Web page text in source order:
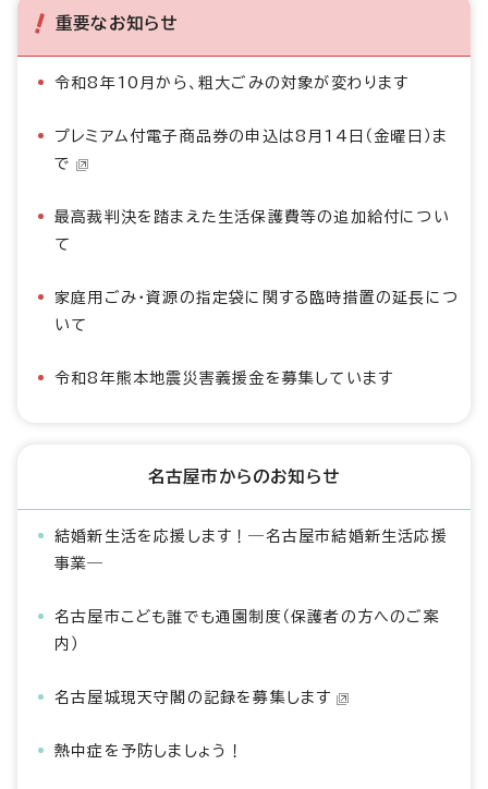
重要なお知らせ
令和8年10月から、粗大ごみの対象が変わります
プレミアム付電子商品券の申込は8月14日（金曜日）ま
で
最高裁判決を踏まえた生活保護費等の追加給付につい
て
家庭用ごみ・資源の指定袋に関する臨時措置の延長につ
いて
令和8年熊本地震災害義援金を募集しています
名古屋市からのお知らせ
結婚新生活を応援します！―名古屋市結婚新生活応援
事業―
名古屋市こども誰でも通園制度（保護者の方へのご案
内）
名古屋城現天守閣の記録を募集します
熱中症を予防しましょう！